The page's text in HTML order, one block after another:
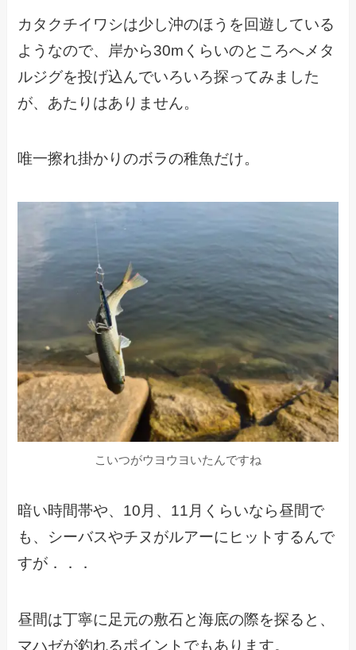
カタクチイワシは少し沖のほうを回遊している
ようなので、岸から30mくらいのところへメタ
ルジグを投げ込んでいろいろ探ってみました
が、あたりはありません。
唯一擦れ掛かりのボラの稚魚だけ。
こいつがウヨウヨいたんですね
暗い時間帯や、10月、11月くらいなら昼間で
も、シーバスやチヌがルアーにヒットするんで
すが．．．
昼間は丁寧に足元の敷石と海底の際を探ると、
マハゼが釣れるポイントでもあります。